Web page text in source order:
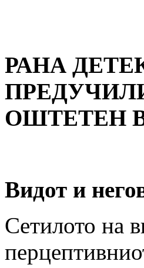
РАНА
ОШТЕТЕН
Видот и
Сетилото на